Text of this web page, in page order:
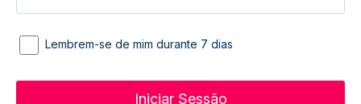
Lembrem-se de mim durante 7 dias